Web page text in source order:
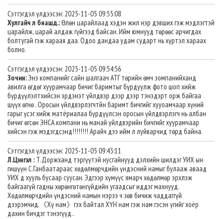
Сэтгэгдэл үлдээсэн: 2025-11-05 09:55:08
Хулгайч л бнашд.:Өлөн царайлаад хэдэн жил нэр дэвших гэж мэдлэгтэй
царайлж, царай алдаж гүйгээд байсан. Ийм юмнууд төрөөс арчигдах
болтугай гэж хараая даа. Одоо дандаа удам сударт нь хүртэл хараах
болно.
Сэтгэгдэл үлдээсэн: 2025-11-05 09:54:56
Зочин:Энэ компанийг сайн шалгаач АТГ төрийн өмч зомпанийханд
авилга өгдөг хуурамчаар бичиг баримтыг бүрдуулж фото шоп хийж
бүрдүүлэлтхийсэн эрдэнэт үйлдвэр дээр дээр тэнэдэрт орж байгаа
шүүх өгнө . Оросын үйлдвэрлэгчтйн баримт бичгийг хууоамчаар хүний
гарыг үсэг хийж матёриалаа бүрдүүлсэн оросын үйлдвэрлэгч нь албан
бичиг өгсөн ЭНСА компани нь манай үйлдвэрийн бичгийг хуурамчаар
хийсэн гэж мэдэгдсэнд!!!!!!!! Арайч дээ ийм л луйварчид төрд байна.
Сэтгэгдэл үлдээсэн: 2025-11-05 09:43:11
Л.Цэнгэл : Т.Доржханд тэргүүтэй нусгайнууд дэлхийн шилдэг УИХ ын
гишүүн С.Ганбаатараас хөдөлмөрчдийн үндэсний намыг булааж аваад
УИХ д хууль бусаар суусан. Эдгээр хүмүүс ямарч хөдөлмөр эрхлэж
байгаагүй гадны хөрөнгөтөнгүйдийн угаадсыг иддэг махнууд.
Хөдөлмөрчдийн үндэсний намын нэрээ ч зөв бичиж чаддаггүй
дээрэмчид.《Хү нам》гэх байтал ХҮН нам гэж нам гэсэн үгийг хоёр
дахин бичдэг тэнэгүүд..